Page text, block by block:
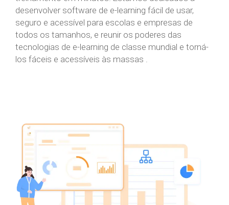
desenvolver software de e-learning fácil de usar,
seguro e acessível para escolas e empresas de
todos os tamanhos, e reunir os poderes das
tecnologias de e-learning de classe mundial e torná-
los fáceis e acessíveis às massas .